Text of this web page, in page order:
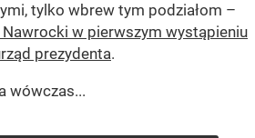
tylko wbrew tym podziałom –
w pierwszym wystąpieniu
prezydenta.
wówczas...